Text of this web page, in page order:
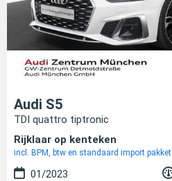
Audi S5
TDI quattro tiptronic
Rijklaar op kenteken
incl. BPM, btw en standaard import pakket
01/2023